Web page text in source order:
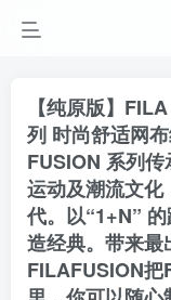
【纯原版】
列 时尚舒适网
FUSION 系列
运动及潮流文
代。以“1+N”
造经典。带来最
FILAFUSION